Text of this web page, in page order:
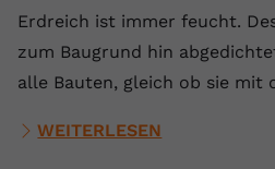
Erdreich ist immer feucht.
zum Baugrund hin
alle Bauten, gleich ob sie mit
WEITERLESEN